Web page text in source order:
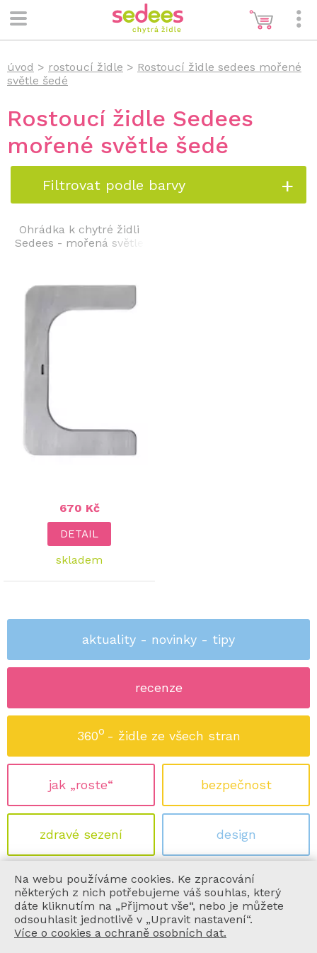
úvod > rostoucí židle > Rostoucí židle sedees mořené
světle šedé
Rostoucí židle Sedees
mořené světle šedé
Filtrovat podle barvy
Ohrádka k chytré židli
Sedees - mořená světle
670 Kč
DETAIL
skladem
aktuality - novinky - tipy
recenze
360o
- židle ze všech stran
jak „roste“ bezpečnost
zdravé sezení design
ekologie certifikace
Na webu používáme cookies. Ke zpracování
některých z nich potřebujeme váš souhlas, který
dáte kliknutím na „Přijmout vše“, nebo je můžete
odsouhlasit jednotlivě v „Upravit nastavení“.
Více o cookies a ochraně osobních dat.